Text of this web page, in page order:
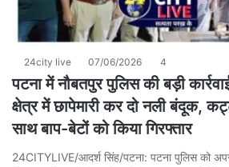
24city live 07/06/2026 4
पटना में नौबतपुर पुलिस की बड़ी
क्षेत्र में छापेमारी कर दो नली बंदूक,
साथ बाप-बेटों को किया गिरफ्तार
24CITYLIVE/आदर्श सिंह/पटना: पटना पुलिस को